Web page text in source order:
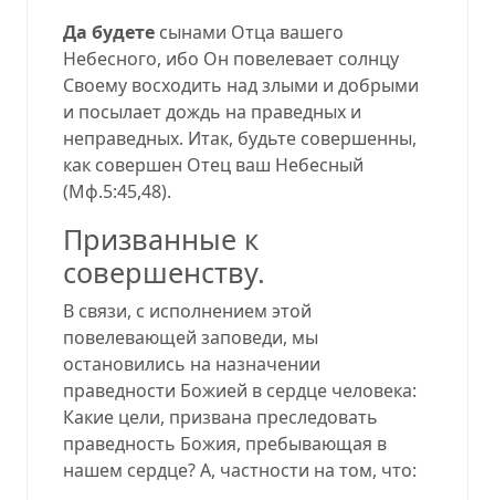
Да будете сынами Отца вашего
Небесного, ибо Он повелевает солнцу
Своему восходить над злыми и добрыми
и посылает дождь на праведных и
неправедных. Итак, будьте совершенны,
как совершен Отец ваш Небесный
(Мф.5:45,48).
Призванные к
совершенству.
В связи, c исполнением этой
повелевающей заповеди, мы
остановились на назначении
праведности Божией в сердце человека:
Какие цели, призвана преследовать
праведность Божия, пребывающая в
нашем сердце? А, частности на том, что: